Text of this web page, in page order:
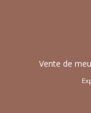
Vente de